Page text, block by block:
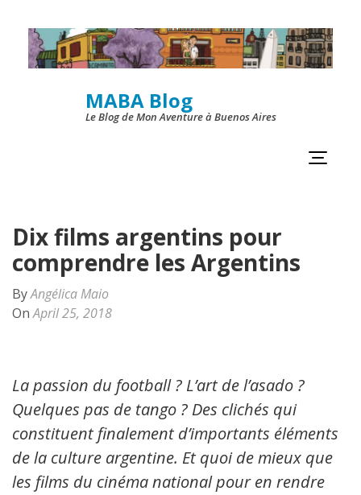
Skip
to
content
MABA Blog
Le Blog de Mon Aventure à Buenos Aires
Dix films argentins pour
comprendre les Argentins
ByAngélica Maio
OnApril 25, 2018
La passion du football ? L’art de l’asado ?
Quelques pas de tango ? Des clichés qui
constituent finalement d’importants éléments
de la culture argentine. Et quoi de mieux que
les films du cinéma national pour en rendre